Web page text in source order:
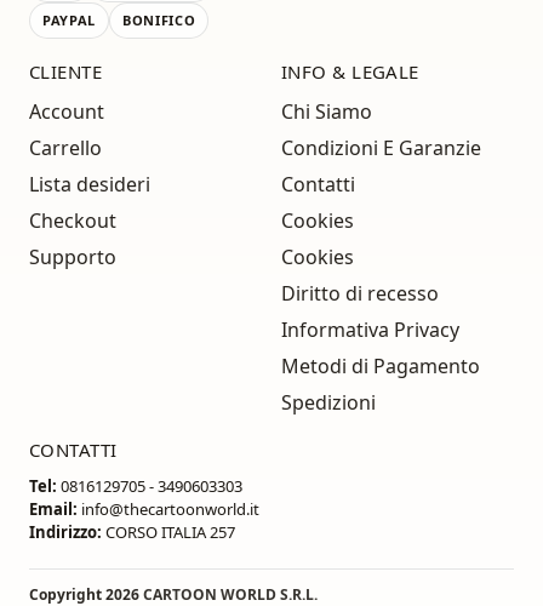
PAYPAL
BONIFICO
CLIENTE
Account
Carrello
Lista desideri
Checkout
Supporto
INFO & LEGALE
Chi Siamo
Condizioni E Garanzie
Contatti
Cookies
Cookies
Diritto di recesso
Informativa Privacy
Metodi di Pagamento
Spedizioni
CONTATTI
Tel: 0816129705 - 3490603303
Email: info@thecartoonworld.it
Indirizzo: CORSO ITALIA 257
Copyright 2026CARTOON WORLD S.R.L.